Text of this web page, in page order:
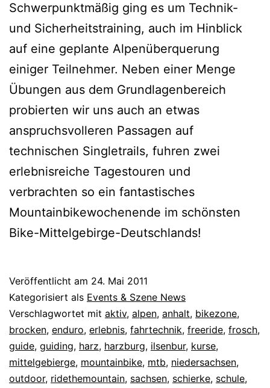
Schwerpunktmäßig ging es um Technik-
und Sicherheitstraining, auch im Hinblick
auf eine geplante Alpenüberquerung
einiger Teilnehmer. Neben einer Menge
Übungen aus dem Grundlagenbereich
probierten wir uns auch an etwas
anspruchsvolleren Passagen auf
technischen Singletrails, fuhren zwei
erlebnisreiche Tagestouren und
verbrachten so ein fantastisches
Mountainbikewochenende im schönsten
Bike-Mittelgebirge-Deutschlands!
Veröffentlicht am 24. Mai 2011
Kategorisiert als Events & Szene News
Verschlagwortet mit aktiv, alpen, anhalt, bikezone,
brocken, enduro, erlebnis, fahrtechnik, freeride, frosch,
guide, guiding, harz, harzburg, ilsenbur, kurse,
mittelgebierge, mountainbike, mtb, niedersachsen,
outdoor, ridethemountain, sachsen, schierke, schule,